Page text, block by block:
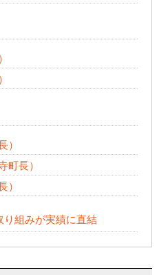
）
町長）
）
り組みが実績に直結